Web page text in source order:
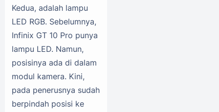
Kedua, adalah lampu
LED RGB. Sebelumnya,
Infinix GT 10 Pro punya
lampu LED. Namun,
posisinya ada di dalam
modul kamera. Kini,
pada penerusnya sudah
berpindah posisi ke